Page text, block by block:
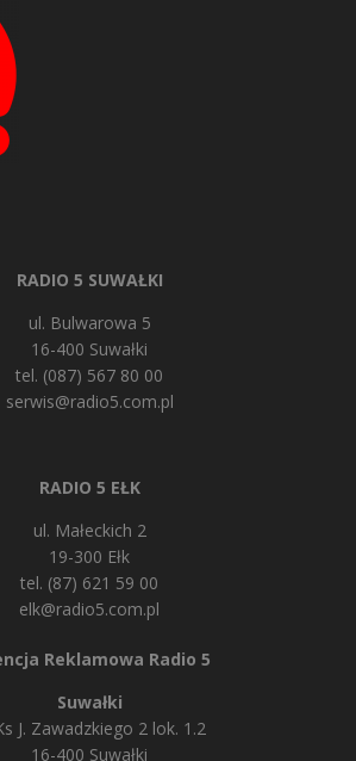
RADIO 5 SUWAŁKI
ul. Bulwarowa 5
16-400 Suwałki
tel. (087) 567 80 00
serwis@radio5.com.pl
RADIO 5 EŁK
ul. Małeckich 2
19-300 Ełk
tel. (87) 621 59 00
elk@radio5.com.pl
Reklamowa Radio 5
Suwałki
J. Zawadzkiego 2 lok. 1.2
16-400 Suwałki